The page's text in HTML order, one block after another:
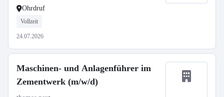
Ohrdruf
Vollzeit
24.07.2026
Maschinen- und Anlagenführer im
Zementwerk (m/w/d)